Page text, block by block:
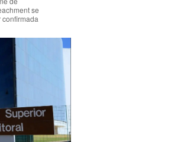
se
confirmada